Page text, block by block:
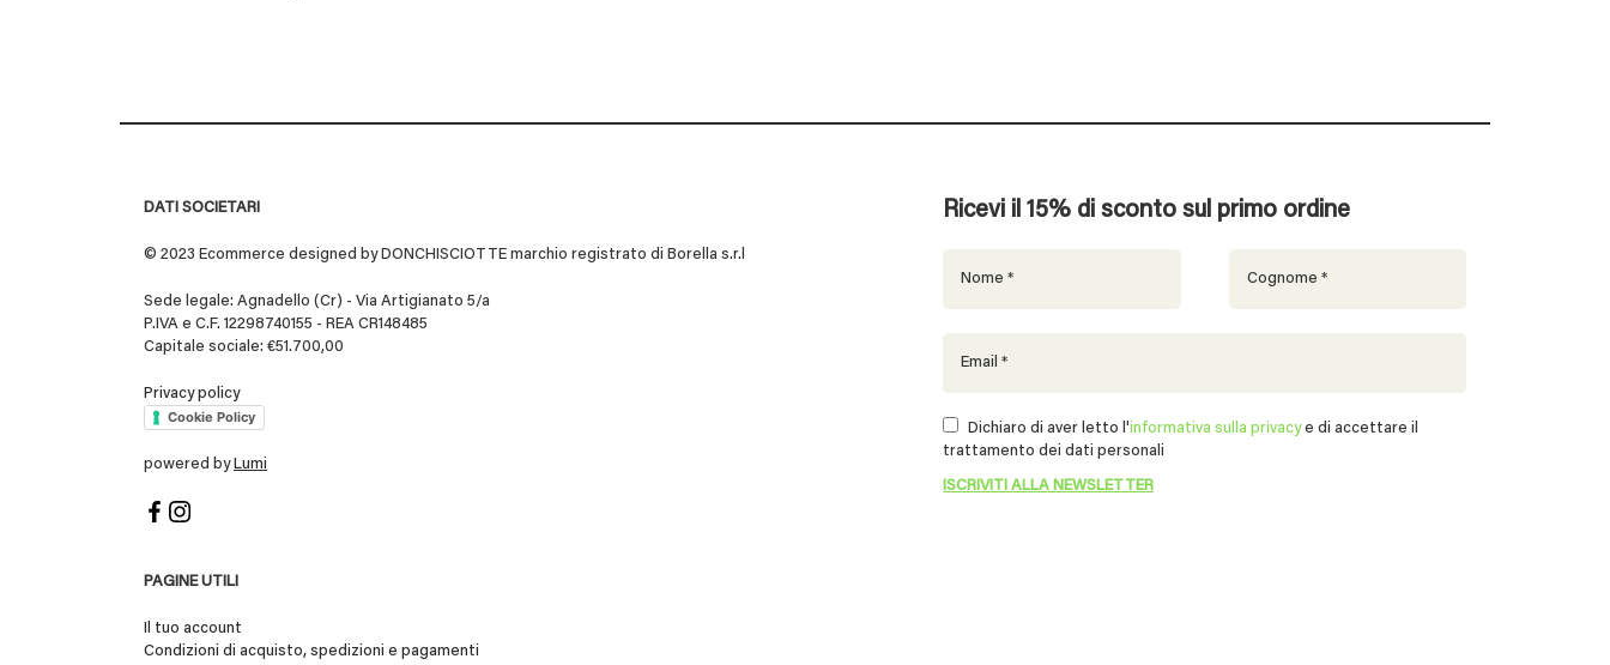
DATI SOCIETARI
© 2023 Ecommerce designed by DONCHISCIOTTE marchio registrato di Borella s.r.l
Sede legale: Agnadello (Cr) - Via Artigianato 5/a
P.IVA e C.F. 12298740155 - REA CR148485
Capitale sociale: €51.700,00
Privacy policy
Cookie Policy
powered by Lumi
PAGINE UTILI
Il tuo account
Condizioni di acquisto, spedizioni e pagamenti
Ricevi il 15% di sconto sul primo ordine
Dichiaro di aver letto l'informativa sulla privacye di accettare il
trattamento dei dati personali